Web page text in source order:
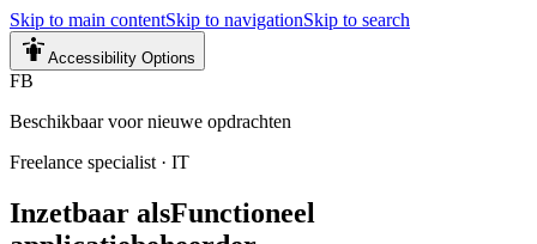
Skip to main contentSkip to navigationSkip to search
Accessibility Options
FB
Beschikbaar voor nieuwe opdrachten
Freelance specialist · IT
Inzetbaar alsFunctioneel